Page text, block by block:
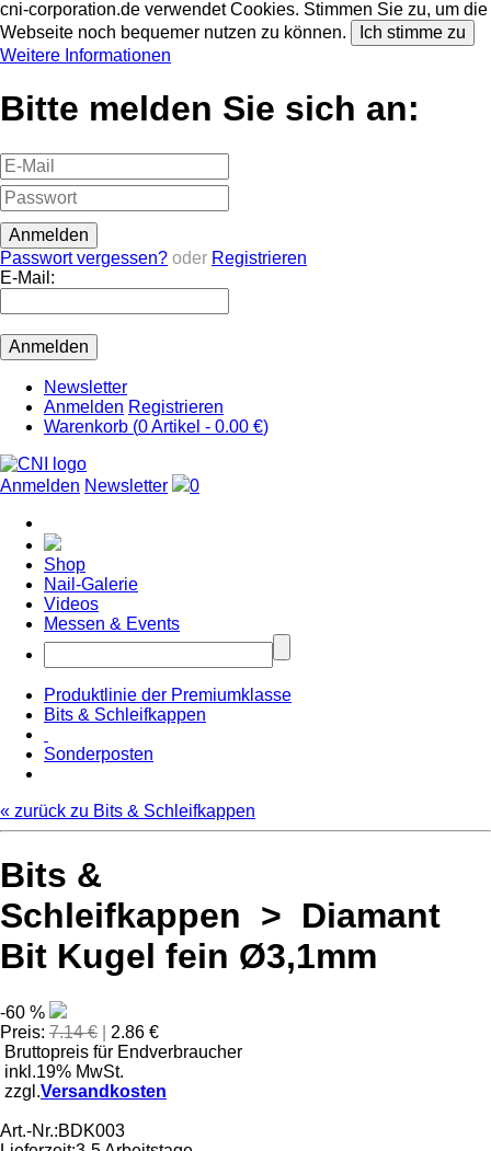
cni-corporation.de verwendet Cookies. Stimmen Sie zu, um die
Webseite noch bequemer nutzen zu können.
Ich stimme zu
Weitere Informationen
Bitte melden Sie sich an:
Passwort vergessen? oder Registrieren
E-Mail:
Newsletter
Anmelden Registrieren
Warenkorb (0Artikel - 0.00 €)
Anmelden Newsletter 0
Shop
Nail-Galerie
Videos
Messen & Events
Produktlinie der Premiumklasse
Bits & Schleifkappen
Sonderposten
« zurück zu Bits & Schleifkappen
Bits &
Schleifkappen > Diamant
Bit Kugel fein Ø3,1mm
-60 %
Preis: 7.14 €
2.86 €
Bruttopreis für Endverbraucher
inkl.19% MwSt.
zzgl.Versandkosten
Art.-Nr.:BDK003